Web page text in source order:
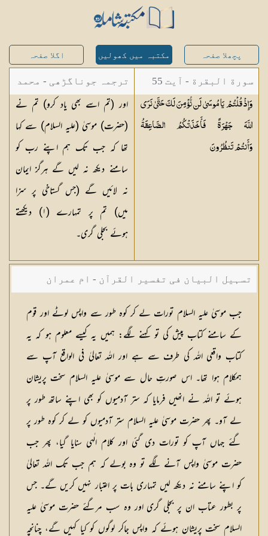
پچھلا صفحہ مکتبہ میں کھولیں اگلا صفحہ
سورة البقرة - آیت 55
وَإِذْ قُلْتُمْ يَا مُوسَىٰ لَن نُّؤْمِنَ لَكَ حَتَّىٰ نَرَى
اللَّهَ جَهْرَةً فَأَخَذَتْكُمُ الصَّاعِقَةُ
وَأَنتُمْتَنظُرُونَ
ترجمہ جوناگڑھی - محمد
جونا گڑھی
اور (تم اسے بھی یاد کرو) تم نے
(حضرت) موسیٰ (علیہ السلام) سے کہا
تھا کہ جب تک ہم اپنے رب کو
سامنے دیکھ نہ لیں گے ہرگز ایمان
نہ لائیں گے (جس گستاخی پر سزا
میں) تم پر تمہارے (١) دیکھتے
ہوئے بجلی گری۔
تسہیل البیان فی تفسیر القرآن - ام عمران
شکیلہ بنت میاں فضل حسین
جب موسیٰ علیہ السلام تورات لے كر كوہ طور سے واپس لوٹے اور قوم
كے سامنے كتاب پیش كی تو كہنے لگے: ہمیں یہ كیسے معلوم ہو كہ یہ
كتاب واقعی اللہ كی طرف سے ہے اور اللہ تعالیٰ فی الواقع آپ سے
ہمكلام ہوا تھا۔ اس صورتِ حال سے موسیٰ علیہ السلام سخت پریشان
ہوئے تو اللہ نے انھیں فرمایا كہ ستر آدمیوں كو بھی اپنے ساتھ طور پر
لے آو۔ پھر حضرت موسیٰ علیہ السلام ستر آدمیوں کو لے کر کوہ طور پر
گئے جہاں آپ کو تورات دی گئی اور کلام الٰہی سنایا گیا، پھر جب
حضرت موسیٰ واپس آنے لگے تو وہ بولے کہ ہم جب تک اللہ تعالیٰ
کو اپنے سامنے نہ دیکھ لیں تمہاری بات پر اعتبار نہیں کریں گے۔ جس
پر بطور عتاب ان پر بجلی گری اور وہ سب مرگئے حضرت موسیٰ علیہ
السلام سخت پریشان ہوئے کہ واپس جاکر لوگوں کو کیا کہیں گے، چنانچہ